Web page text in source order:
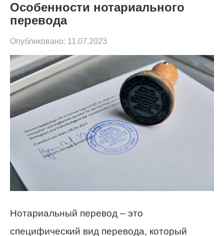
Особенности нотариального
перевода
Опубликовано: 11.07.2023
Нотариальный перевод – это
специфический вид перевода, который